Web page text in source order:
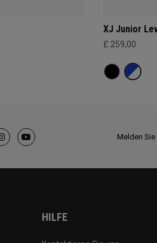
XJ Junior
£ 259,00
Melden
HILFE